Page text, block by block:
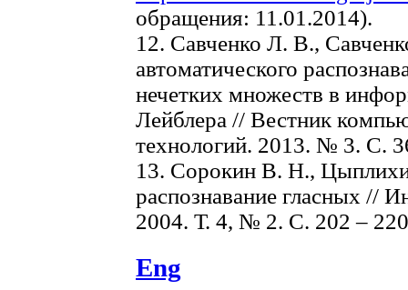
обращения: 11.01.2014).
12. Савченко Л. В.,
автоматического
нечетких множеств в
Лейблера // Вестник
технологий. 2013. № 3. С.
13. Сорокин В. Н.,
распознавание гласных //
2004. Т. 4, № 2. С. 202 –
Eng